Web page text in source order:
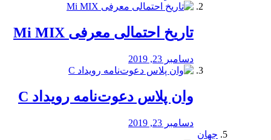
تاریخ احتمالی معرفی Mi MIX
دسامبر 23, 2019
وان پلاس دعوت‌نامه رویداد C
دسامبر 23, 2019
جهان